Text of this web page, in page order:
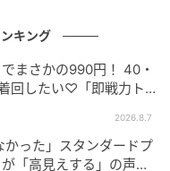
・骨格ナチュラル）
（ユニクロ アンド コ
）バレルレッグジー
トニエ）※ブラウ
キング
でまさかの990円！ 40・
回したい♡「即戦力ト
2026.8.7
かった」スタンダードプ
「高見えする」の声。